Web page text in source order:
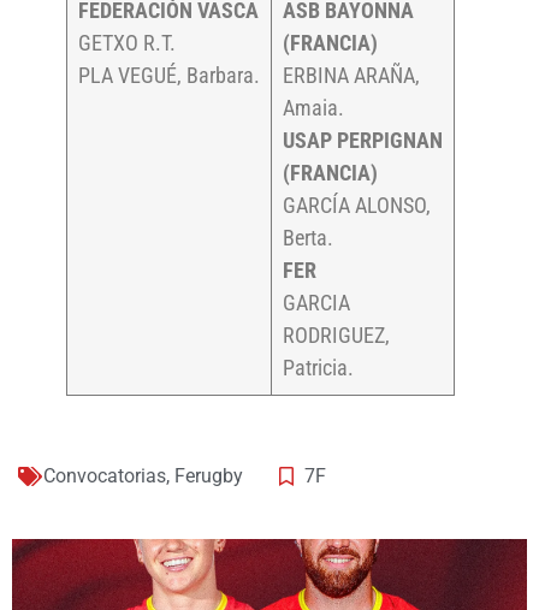
FEDERACIÓN VASCA
GETXO R.T.
PLA VEGUÉ, Barbara.
ASB BAYONNA
(FRANCIA)
ERBINA ARAÑA,
Amaia.
USAP PERPIGNAN
(FRANCIA)
GARCÍA ALONSO,
Berta.
FER
GARCIA
RODRIGUEZ,
Patricia.
Convocatorias, Ferugby 7F